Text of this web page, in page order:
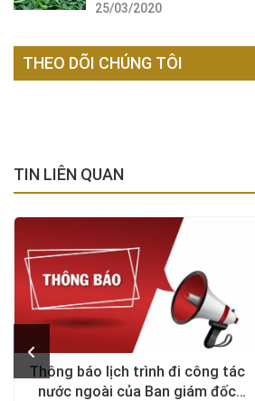
25/03/2020
THEO DÕI CHÚNG TÔI
TIN LIÊN QUAN
Thông báo lịch trình đi công tác
nước ngoài của Ban giám đốc